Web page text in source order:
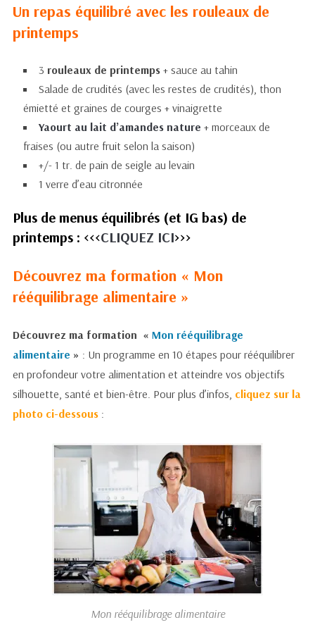
Un repas équilibré avec les rouleaux de
printemps
3 rouleaux de printemps+ sauce au tahin
Salade de crudités (avec les restes de crudités), thon
émietté et graines de courges + vinaigrette
Yaourt au lait d’amandes nature + morceaux de
fraises (ou autre fruit selon la saison)
+/- 1 tr. de pain de seigle au levain
1 verre d’eau citronnée
Plus de menus équilibrés (et IG bas) de
printemps : <<<CLIQUEZ ICI>>>
Découvrez ma formation « Mon
rééquilibrage alimentaire »
Découvrez ma formation « Mon rééquilibrage
alimentaire » : Un programme en 10 étapes pour rééquilibrer
en profondeur votre alimentation et atteindre vos objectifs
silhouette, santé et bien-être. Pour plus d’infos, cliquez sur la
photo ci-dessous :
Mon rééquilibrage alimentaire